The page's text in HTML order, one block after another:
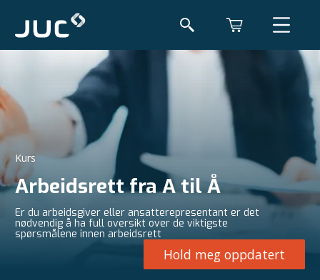
Kurs
Arbeidsrett fra A til Å
Er du arbeidsgiver eller ansatterepresentant er det
nødvendig å ha full oversikt over de viktigste
spørsmålene innen arbeidsrett
Hold meg oppdatert